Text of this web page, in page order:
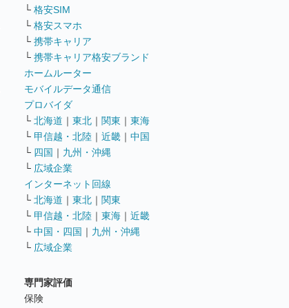
└ 格安SIM
└ 格安スマホ
└ 携帯キャリア
└ 携帯キャリア格安ブランド
ホームルーター
モバイルデータ通信
プロバイダ
└ 北海道 ｜ 東北 ｜ 関東 ｜ 東海
└ 甲信越・北陸 ｜ 近畿 ｜ 中国
└ 四国 ｜ 九州・沖縄
└ 広域企業
インターネット回線
└ 北海道 ｜ 東北 ｜ 関東
└ 甲信越・北陸 ｜ 東海 ｜ 近畿
└ 中国・四国 ｜ 九州・沖縄
└ 広域企業
専門家評価
保険